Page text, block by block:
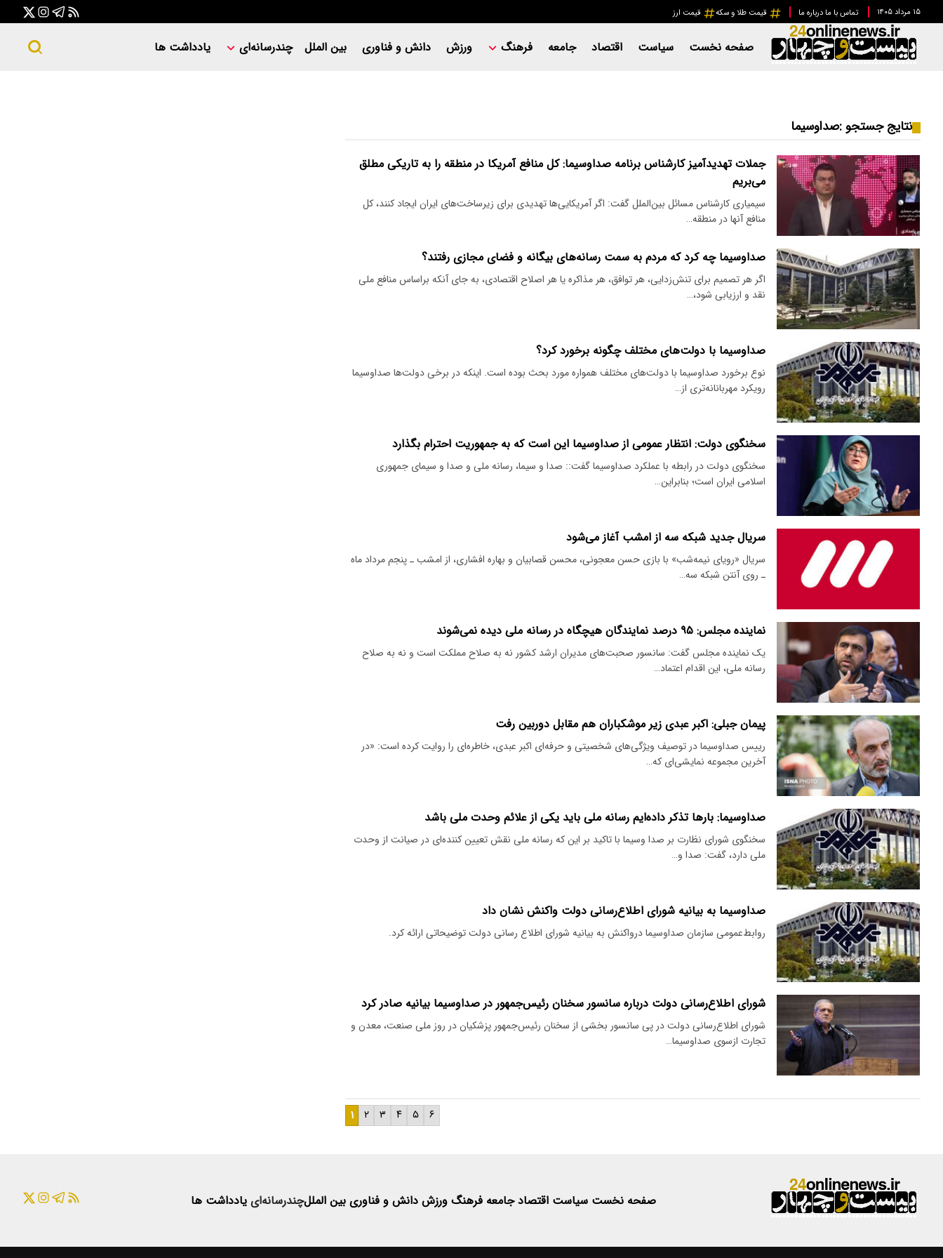
۱۵ مرداد ۱۴۰۵ تماس با ما درباره ما قیمت طلا و سکه قیمت ارز
صفحه نخست سیاست اقتصاد جامعه فرهنگ ورزش دانش و فناوری بین الملل چندرسانه‌ای یادداشت ها
نتایج جستجو :صداوسیما
جملات تهدیدآمیز کارشناس برنامه صداوسیما: کل منافع آمریکا در منطقه را به تاریکی مطلق
می‌بریم
سیمیاری کارشناس مسائل بین‌الملل گفت: اگر آمریکایی‌ها تهدیدی برای زیرساخت‌های ایران ایجاد کنند، کل
منافع آنها در منطقه…
صداوسیما چه کرد که مردم به سمت رسانه‌های بیگانه و فضای مجازی رفتند؟
اگر هر تصمیم برای تنش‌زدایی، هر توافق، هر مذاکره یا هر اصلاح اقتصادی، به جای آنکه براساس منافع ملی
نقد و ارزیابی شود،…
صداوسیما با دولت‌های مختلف چگونه برخورد کرد؟
نوع برخورد صداوسیما با دولت‌های مختلف همواره مورد بحث بوده است. اینکه در برخی دولت‌ها صداوسیما
رویکرد مهربانانه‌تری از…
سخنگوی دولت: انتظار عمومی از صداوسیما این است که به جمهوریت احترام بگذارد
سخنگوی دولت در رابطه با عملکرد صداوسیما گفت:: صدا و سیما، رسانه ملی و صدا و سیمای جمهوری
اسلامی ایران است؛ بنابراین…
سریال جدید شبکه سه از امشب آغاز می‌شود
سریال «رویای نیمه‌شب» با بازی حسن معجونی، محسن قصابیان و بهاره افشاری، از امشب ـ پنجم مرداد ماه
ـ روی آنتن شبکه سه…
نماینده مجلس: ۹۵ درصد نمایندگان هیچگاه در رسانه ملی دیده نمی‌شوند
یک نماینده مجلس گفت: سانسور صحبت‌های مدیران ارشد کشور نه به صلاح مملکت است و نه به صلاح
رسانه ملی، این اقدام اعتماد…
پیمان جبلی: اکبر عبدی زیر موشکباران هم مقابل دوربین رفت
رییس صداوسیما در توصیف ویژگی‌های شخصیتی و حرفه‌ای اکبر عبدی، خاطره‌ای را روایت کرده است: «در
آخرین مجموعه نمایشی‌ای که…
صداوسیما: بارها تذکر داده‌ایم رسانه ملی باید یکی از علائم وحدت ملی باشد
سخنگوی شورای نظارت بر صدا وسیما با تاکید بر این که رسانه ملی نقش تعیین کننده‌ای در صیانت از وحدت
ملی دارد، گفت: صدا و…
صداوسیما به بیانیه شورای‌ اطلاع‌رسانی دولت واکنش نشان داد
روابط‌عمومی سازمان صداوسیما درواکنش به بیانیه شورای اطلاع رسانی دولت توضیحاتی ارائه کرد.
شورای اطلاع‌رسانی دولت درباره سانسور سخنان رئیس‌جمهور در صداوسیما بیانیه صادر کرد
شورای اطلاع‌رسانی دولت در پی سانسور بخشی از سخنان رئیس‌جمهور پزشکیان در روز ملی صنعت، معدن و
تجارت ازسوی صداوسیما…
۱ ۲ ۳ ۴ ۵ ۶
صفحه نخست سیاست اقتصادجامعه فرهنگ ورزش دانش و فناوری بین المللچندرسانه‌ای یادداشت ها